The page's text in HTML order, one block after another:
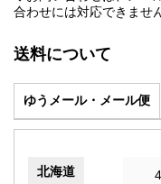
合わせには対応できませ
送料について
ゆうメール・メール便
北海道